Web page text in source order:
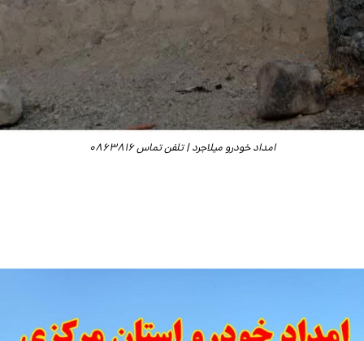
امداد خودرو میلاجرد | تلفن تماس 0863816